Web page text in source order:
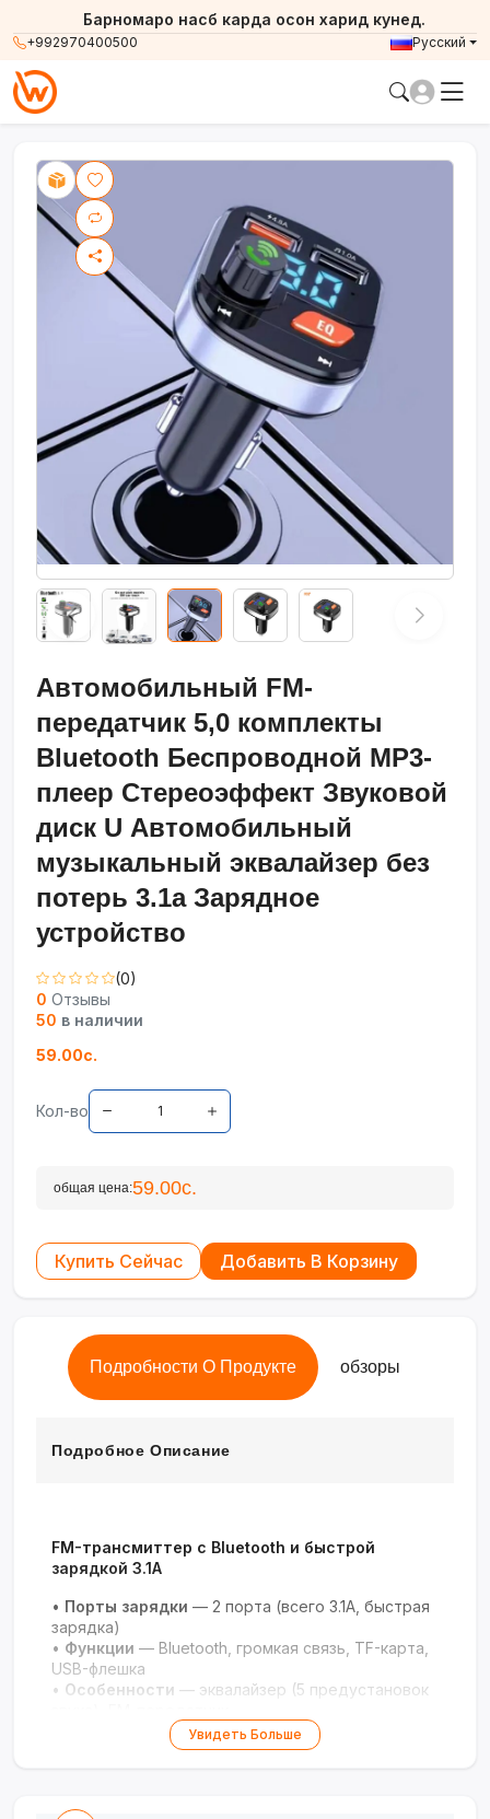
+992970400500
Барномаро насб карда осон харид кунед.
Русский
Автомобильный FM-
передатчик 5,0 комплекты
Bluetooth Беспроводной MP3-
плеер Стереоэффект Звуковой
диск U Автомобильный
музыкальный эквалайзер без
потерь 3.1a Зарядное
устройство
(0)
0 Отзывы
50 в наличии
59.00с.
Кол-во
общая цена:59.00с.
Купить Сейчас Добавить В Корзину
Подробности О Продукте обзоры
Подробное Описание
FM-трансмиттер с Bluetooth и быстрой
зарядкой 3.1A
• Порты зарядки — 2 порта (всего 3.1A, быстрая
зарядка)
• Функции — Bluetooth, громкая связь, TF-карта,
USB-флешка
• Особенности — эквалайзер (5 предустановок
— автомобиль, зарядка и музыка в
Увидеть Больше